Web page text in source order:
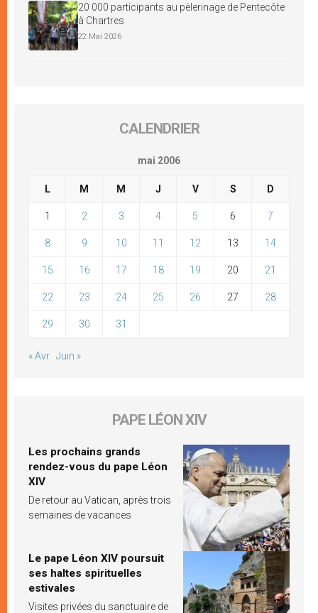
20 000 participants au pèlerinage de Pentecôte
à Chartres
22 Mai 2026
CALENDRIER
mai 2006
L M M J V S D
1 2 3 4 5 6 7
8 9 10 11 12 13 14
15 16 17 18 19 20 21
22 23 24 25 26 27 28
29 30 31
« Avr Juin »
PAPE LÉON XIV
Les prochains grands
rendez-vous du pape Léon
XIV
De retour au Vatican, après trois
semaines de vacances
Le pape Léon XIV poursuit
ses haltes spirituelles
estivales
Visites privées du sanctuaire de